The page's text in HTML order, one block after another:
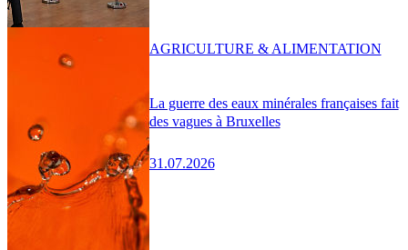
La guerre des eaux minérales françaises fait
des vagues à Bruxelles
31.07.2026
AGRICULTURE & ALIMENTATION